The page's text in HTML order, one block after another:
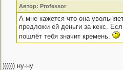
Автор: Professor
А мне кажется что она
предложи ей деньги за кекс.
пошлёт тебя значит кремень.
)))))) ну-ну